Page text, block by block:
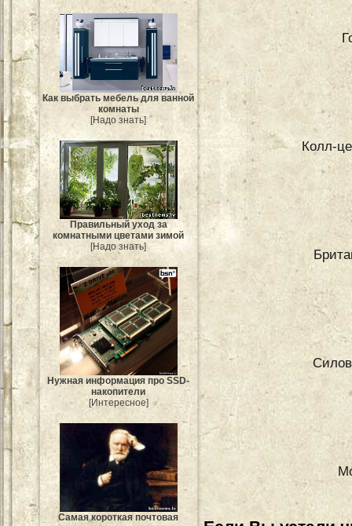
Как выбрать мебель для ванной
комнаты
[Надо знать]
Правильный уход за
комнатными цветами зимой
[Надо знать]
Нужная информация про SSD-
накопители
[Интересное]
Самая короткая почтовая
Колл-